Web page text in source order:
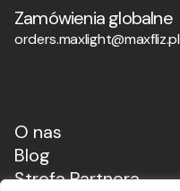
Zamówienia globalne
orders.maxlight@maxfliz.pl
O nas
Blog
Strefa Partnera